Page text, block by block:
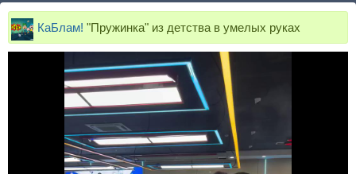
КаБлам! "Пружинка" из детства в умелых руках